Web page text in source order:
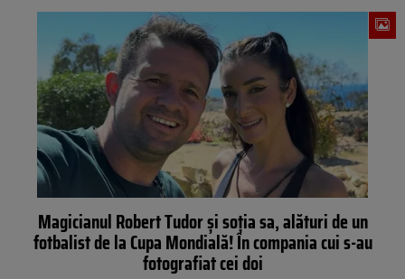
Magicianul Robert Tudor și soția sa, alături de un
fotbalist de la Cupa Mondială! În compania cui s-au
fotografiat cei doi